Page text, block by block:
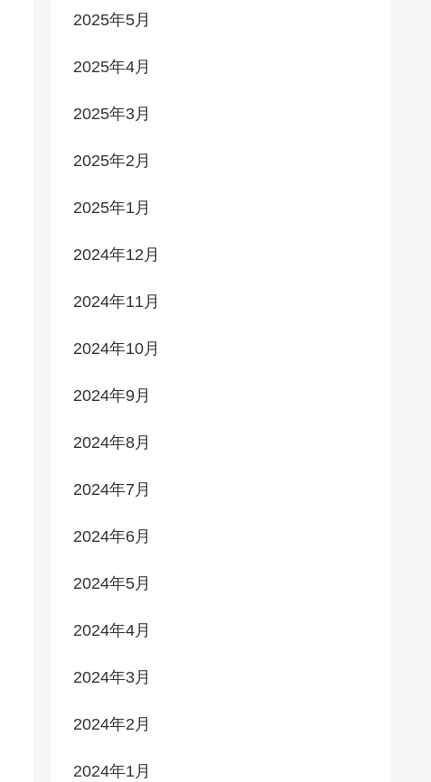
2025年5月
2025年4月
2025年3月
2025年2月
2025年1月
2024年12月
2024年11月
2024年10月
2024年9月
2024年8月
2024年7月
2024年6月
2024年5月
2024年4月
2024年3月
2024年2月
2024年1月